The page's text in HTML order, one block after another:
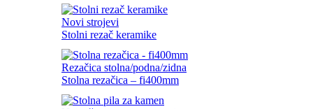
Novi strojevi
Stolni rezač keramike
Rezačica stolna/podna/zidna
Stolna rezačica – fi400mm